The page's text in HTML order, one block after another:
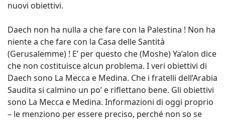
nuovi obiettivi.
Daech non ha nulla a che fare con la Palestina ! Non ha
niente a che fare con la Casa delle Santità
(Gerusalemme) ! E’ per questo che (Moshe) Ya’alon dice
che non costituisce alcun problema. I veri obiettivi di
Daech sono La Mecca e Medina. Che i fratelli dell’Arabia
Saudita si calmino un po’ e riflettano bene. Gli obiettivi
sono La Mecca e Medina. Informazioni di oggi proprio
– le menziono per essere preciso, perché non so se